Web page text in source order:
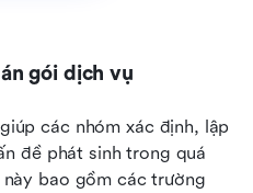
gói dịch vụ
giúp các nhóm xác định, lập
đề phát sinh trong quá
bao gồm các trường